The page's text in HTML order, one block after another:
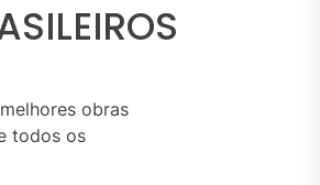
obras
todos os